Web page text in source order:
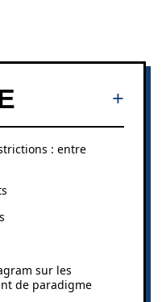
: entre
sur les
de paradigme